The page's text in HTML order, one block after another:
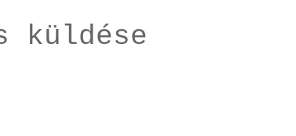
küldése